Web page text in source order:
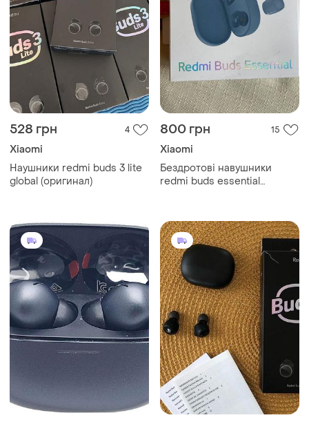
528 грн 4
Xiaomi
Наушники redmi buds 3 lite
global (оригинал)
800 грн 15
Xiaomi
Бездротові навушники
redmi buds essential